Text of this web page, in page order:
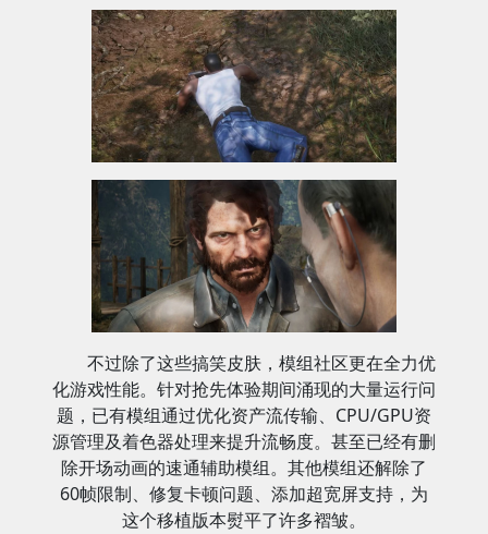
不过除了这些搞笑皮肤，模组社区更在全力优
化游戏性能。针对抢先体验期间涌现的大量运行问
题，已有模组通过优化资产流传输、CPU/GPU资
源管理及着色器处理来提升流畅度。甚至已经有删
除开场动画的速通辅助模组。其他模组还解除了
60帧限制、修复卡顿问题、添加超宽屏支持，为
这个移植版本熨平了许多褶皱。